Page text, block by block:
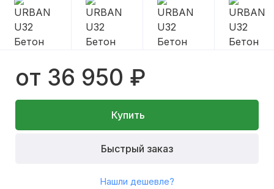
от 36 950 ₽
Купить
Быстрый заказ
Нашли дешевле?